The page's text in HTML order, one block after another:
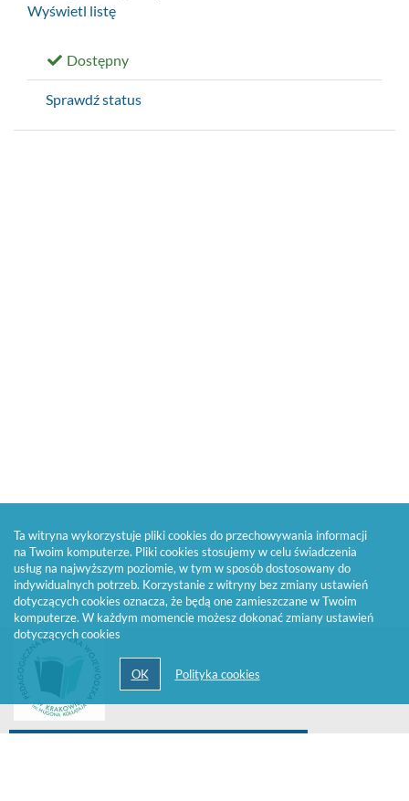
Wyświetl listę
Dostępny
Sprawdź status
Ta witryna wykorzystuje pliki cookies do przechowywania informacji
na Twoim komputerze. Pliki cookies stosujemy w celu świadczenia
usług na najwyższym poziomie, w tym w sposób dostosowany do
indywidualnych potrzeb. Korzystanie z witryny bez zmiany ustawień
dotyczących cookies oznacza, że będą one zamieszczane w Twoim
komputerze. W każdym momencie możesz dokonać zmiany ustawień
dotyczących cookies